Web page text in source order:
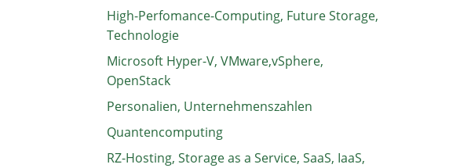
High-Perfomance-Computing, Future Storage,
Technologie
Microsoft Hyper-V, VMware,vSphere,
OpenStack
Personalien, Unternehmenszahlen
Quantencomputing
RZ-Hosting, Storage as a Service, SaaS, IaaS,